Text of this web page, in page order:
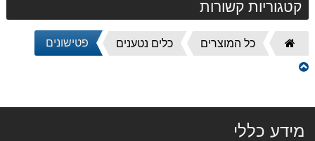
קטגוריות קשורות
דף
הבית
כל המוצרים כלים נטענים פטישונים
מידע כללי645.00 ₪